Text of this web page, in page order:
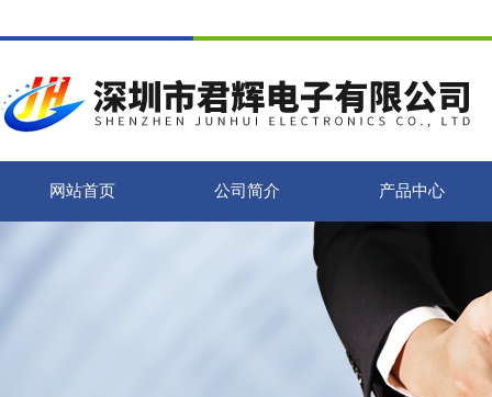
网站首页 公司简介 产品中心